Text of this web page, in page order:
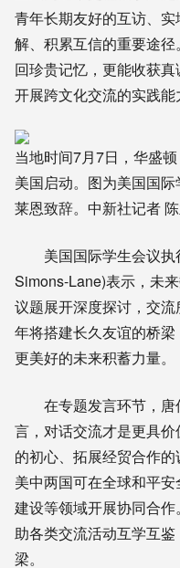
青年长期友好的互访、
解、积累互信的重要途
回珍贵记忆，更能收获
开展跨文化交流的实践能
当地时间7月7日，华盛
美国启动。图为美国国
莱恩致辞。中新社记者
美国国际学生会议执
Simons-Lane)表示，未
议题展开深度探讨，交
年将搭建长久友谊的桥
更美好的未来积蓄力量。
在专题发言环节，唐
言，对话交流才是更具
的初心、拓展经贸合作的
美中两国可在全球和平
建设等领域开展协同合
助各类交流活动互学互
梁。